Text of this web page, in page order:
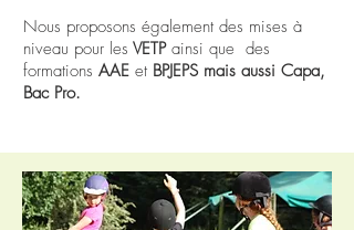
Nous proposons également des mises à
niveau pour les VETPainsi que des
formations AAE et BPJEPS mais aussi Capa,
Bac Pro.